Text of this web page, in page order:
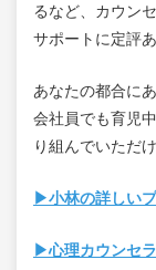
るなど、カウン
サポートに定評あ
あなたの都合に
会社員でも育児
り組んでいただ
▶小林の詳しい
▶心理カウンセ